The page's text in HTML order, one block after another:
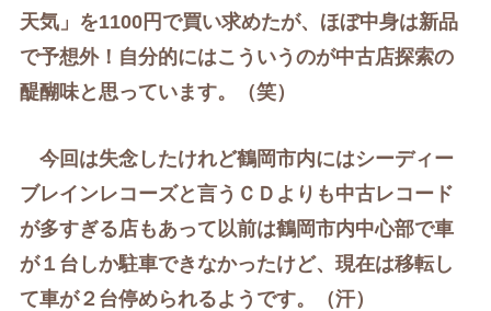
天気」を1100円で買い求めたが、 ほぼ中身は新品
で予想外！ 自分的にはこういうのが中古店探索の
醍醐味と思っています。（笑）
今回は失念したけれど鶴岡市内にはシーディー
ブレインレコーズと言うＣＤよりも中古レコード
が多すぎる店もあって以前は鶴岡市内中心部で車
が１台しか駐車できなかったけど、現在は移転し
て車が２台停められるようです。（汗）